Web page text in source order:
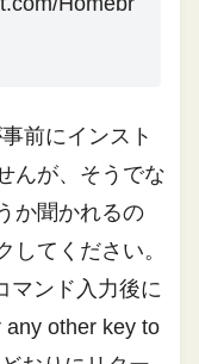
前にインスト
んが、そうでな
か聞かれるの
してください。
マンド入力後に
any other key to